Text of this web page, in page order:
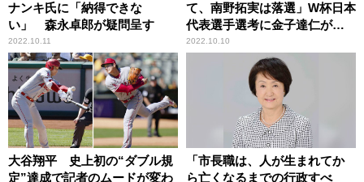
ナンキ氏に「納得できな
い」 森永卓郎が疑問呈す
2022.10.11
て、南野拓実は落選」W杯日本
代表選手選考に金子達仁が私
見
2022.10.10
大谷翔平 史上初の“ダブル規
定”達成で記者のムードが変わ
「市長職は、人が生まれてか
ら亡くなるまでの行政すべ